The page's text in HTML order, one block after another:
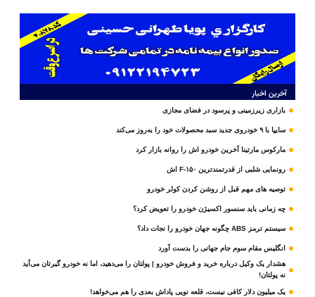
آخرین اخبار
بازاری زیرزمینی و پرسود در فضای مجازی
سایپا با ۹ خودروی جدید سبد محصولات خود را به‌روز می‌کند
مارکوس مارتینا آخرین خودرو اش را روانه بازار کرد
رونمایی شلبی از قدرتمندترین F-۱۵۰ اش
توصیه های مهم قبل از روشن کردن کولر خودرو
چه زمانی باید سنسور اکسیژن خودرو را تعویض کرد؟
سیستم ترمز ABS چگونه جهان خودرو را نجات داد؟
انگلیس مقام سوم جام‌ جهانی را بدست آورد
هشدار یک وکیل درباره خرید و فروش خودرو | پولتان را می‌دهید، اما نه خودرو گیرتان می‌آید
نه پولتان!
یک میلیون دلار کافی نیست، قلعه‌ نویی پاداش بعدی را هم می‌خواهد!